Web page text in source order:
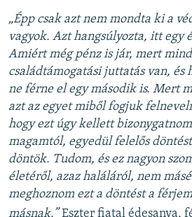
„Épp csak azt nem mondta ki a
vagyok. Azt hangsúlyozta, itt egy
Amiért még pénz is jár, mert
családtámogatási juttatás van, és
ne férne el egy második is. Mert
azt az egyet miből fogjuk
hogy ezt úgy kellett
magamtól, egyedül felelős
döntök. Tudom, és ez nagyon
életéről, azaz haláláról, nem
meghoznom ezt a döntést a
másnak.” Eszter fiatal édesanya,